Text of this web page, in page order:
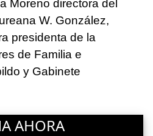
Moreno directora del
W. González,
presidenta de la
de Familia e
y Gabinete
AHORA